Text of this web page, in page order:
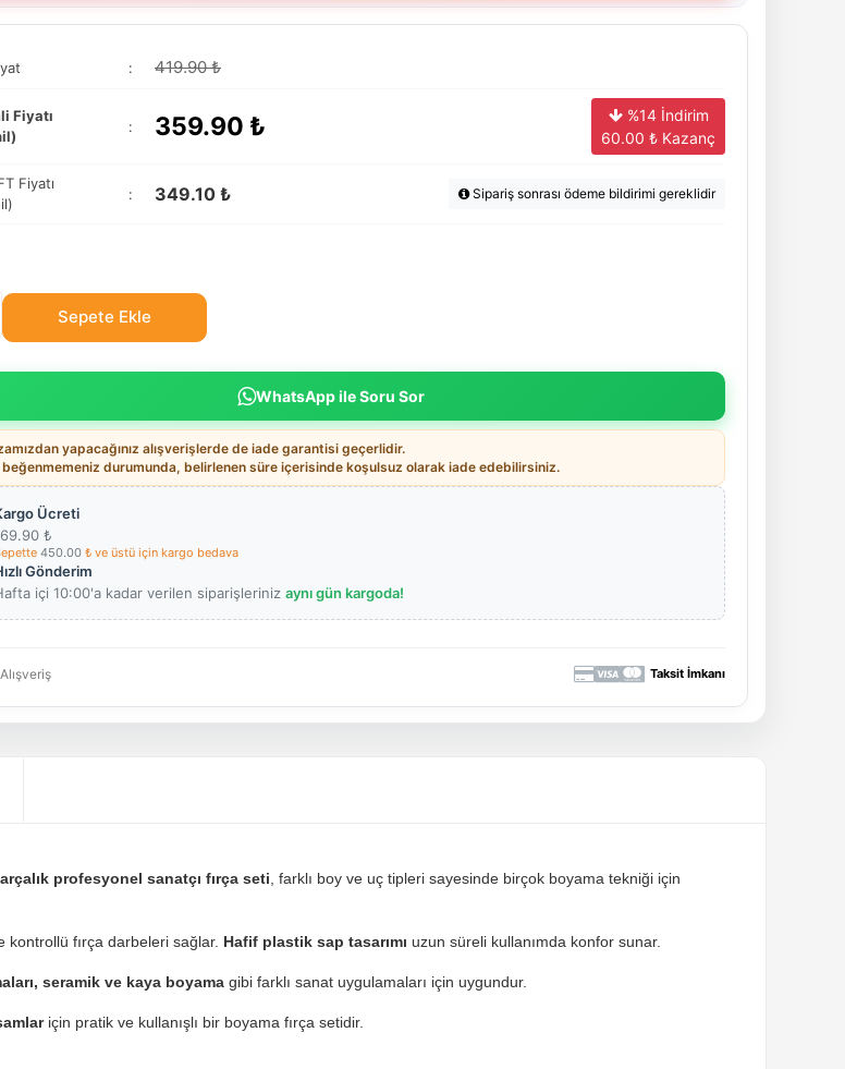
: 419.90 ₺
Fiyatı
: 359.90 ₺
%14 İndirim
60.00 ₺ Kazanç
Fiyatı
: 349.10 ₺ Sipariş sonrası ödeme bildirimi gereklidir
Sepete Ekle
WhatsApp ile Soru Sor
yapacağınız alışverişlerde de iade garantisi geçerlidir.
beğenmemeniz durumunda, belirlenen süre içerisinde koşulsuz olarak iade edebilirsiniz.
Ücreti
₺
450.00 ₺ ve üstü için kargo bedava
Gönderim
içi 10:00'a kadar verilen siparişleriniz aynı gün kargoda!
Taksit İmkanı
profesyonel sanatçı fırça seti, farklı boy ve uç tipleri sayesinde birçok boyama tekniği için
kontrollü fırça darbeleri sağlar. Hafif plastik sap tasarımı uzun süreli kullanımda konfor sunar.
seramik ve kaya boyama gibi farklı sanat uygulamaları için uygundur.
için pratik ve kullanışlı bir boyama fırça setidir.